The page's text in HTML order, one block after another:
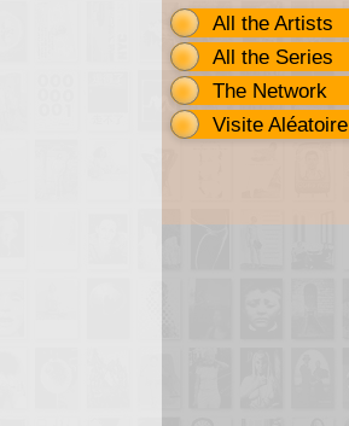
All the Artists
All the Series
The Network
Visite Aléatoire